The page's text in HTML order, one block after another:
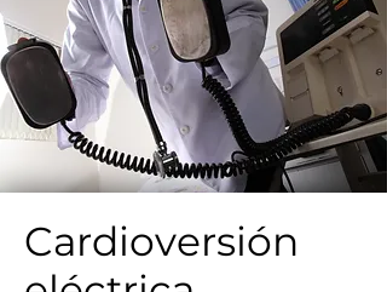
Cardioversión